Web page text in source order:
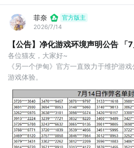
菲奈
官方版主
2026/7/14
【公告】净化游戏环境声明公告 「
各位猫友，大家好~
《另一个伊甸》官方一直致力于维护游
游戏体验。
近期，我们将进一步加强对作弊行为的
挂、修改器、购买工作室账号等行为。
进行封禁处理。
我们也会定期排查异常账号，并及时处
家。
目前我们发现部分帐号的不当行为已违